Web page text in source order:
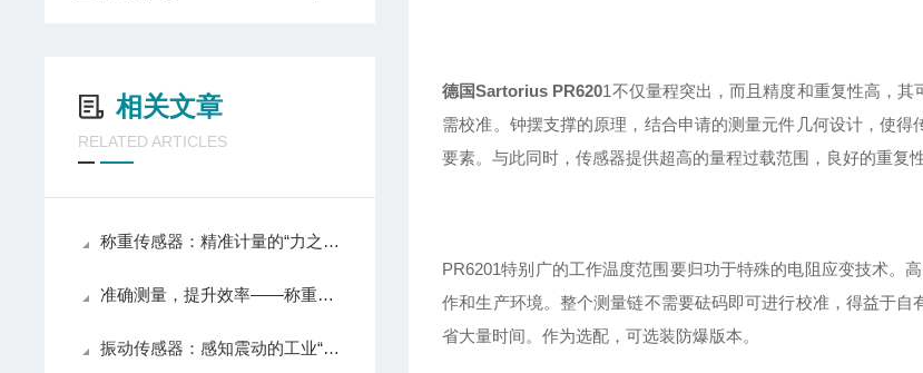
德国Sartorius PR6201不仅量程突出 ，而且精度和重复性高 ，其
需校准。钟摆支撑的原理，结合申请的测量元件几何设计，使
要素。与此同时，传感器提供超高的量程过载范围，良好的重复
PR6201特别广的工作温度范围要归功于特殊的电阻应变技术。
作和生产环境。整个测量链不需要砝码即可进行校准，得益于
省大量时间。作为选配，可选装防爆版本。
相关文章
RELATED ARTICLES
称重传感器：精准计量的“力之眼”
准确测量，提升效率——称重传感器为您提供可靠的数据支持
振动传感器：感知震动的工业“触角”